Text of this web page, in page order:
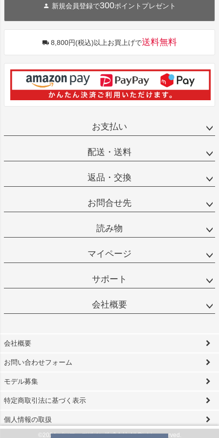
新規会員登録で300ポイントプレゼント
8,800円(税込)以上お買上げで送料無料
お支払い
配送・送料
返品・交換
お問合せ先
読み物
マイページ
サポート
会社概要
会社概要
お問い合わせフォーム
モデル募集
特定商取引法に基づく表示
個人情報の取扱
©2024 ビソワ・デザイン株式会社 All Rights reserved.